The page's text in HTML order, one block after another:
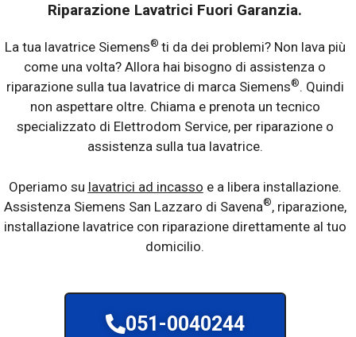
Riparazione Lavatrici Fuori Garanzia.
La tua lavatrice Siemens® ti da dei problemi? Non lava più
come una volta? Allora hai bisogno di assistenza o
riparazione sulla tua lavatrice di marca Siemens®. Quindi
non aspettare oltre. Chiama e prenota un tecnico
specializzato di Elettrodom Service, per riparazione o
assistenza sulla tua lavatrice.
Operiamo su lavatrici ad incasso e a libera installazione.
Assistenza Siemens San Lazzaro di Savena®, riparazione,
installazione lavatrice con riparazione direttamente al tuo
domicilio.
051-0040244